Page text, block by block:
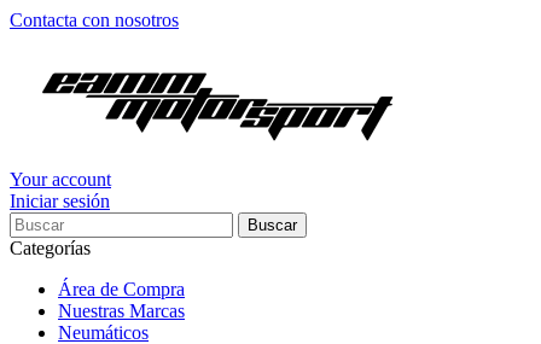
Contacta con nosotros
Your account
Iniciar sesión
Buscar
Categorías
Área de Compra
Nuestras Marcas
Neumáticos